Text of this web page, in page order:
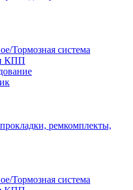
Тормозная система
КПП
ремкомплекты,
Тормозная система